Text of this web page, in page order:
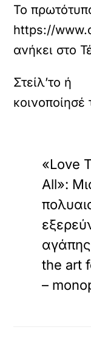
Το
https://
ανήκει στο
«Love
All»:
the art
–